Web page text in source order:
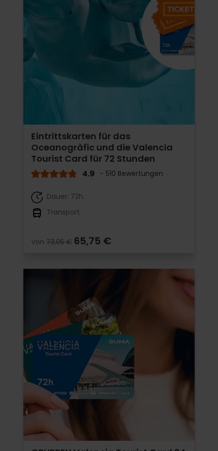
Eintrittskarten für das
Oceanogràfic und die Valencia
Tourist Card für 72 Stunden
4.9 - 510 Bewertungen
Dauer: 72h
Transport
Von 73,05 € 65,75 €